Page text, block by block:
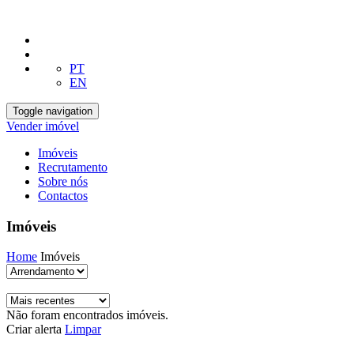
PT
EN
Toggle navigation
Vender imóvel
Imóveis
Recrutamento
Sobre nós
Contactos
Imóveis
Home Imóveis
Não foram encontrados imóveis.
Criar alerta Limpar